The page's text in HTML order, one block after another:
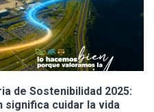
de Sostenibilidad 2025:
significa cuidar la vida